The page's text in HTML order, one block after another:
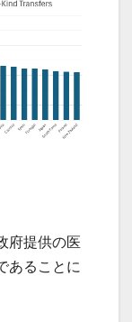
府提供の医
あることに